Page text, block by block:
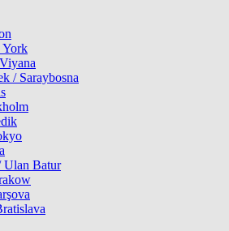
/ Saraybosna
Ulan Batur